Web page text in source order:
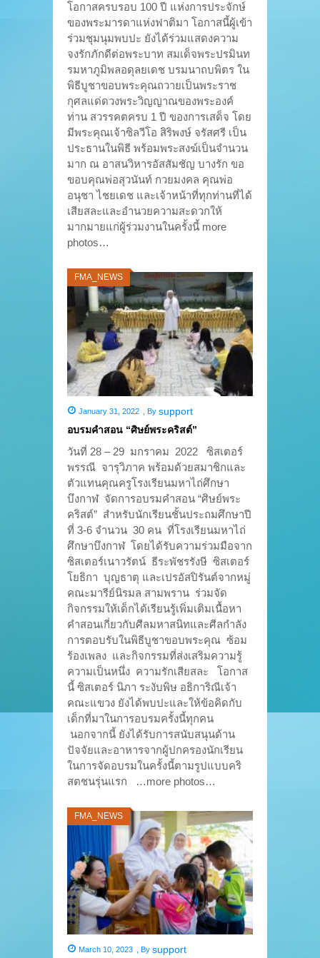
โอกาสครบรอบ 100 ปี แห่งการประจักษ์
ของพระมารดาแห่งฟาติมา โอกาสนี้ผู้เข้า
ร่วมชุมนุมพบปะ ยังได้ร่วมแสดงความ
จงรักภักดีต่อพระบาท สมเด็จพระปรมินท
รมหาภูมิพลอดุลยเดช บรมนาถบพิตร ใน
พิธีบูชาขอบพระคุณถวายเป็นพระราช
กุศลแด่ดวงพระวิญญาณของพระองค์
ท่าน สวรรคตครบ 1 ปี ของการเสด็จ โดย
มีพระคุณเจ้าซิลวีโอ สิริพงษ์ จรัสศรี เป็น
ประธานในพิธี พร้อมพระสงฆ์เป็นจำนวน
มาก ณ อาสนวิหารอัสสัมชัญ บางรัก ขอ
ขอบคุณพ่อสุวนันท์ กวยมงคล คุณพ่อ
อนุชา ไชยเดช และเจ้าหน้าที่ทุกท่านที่ได้
เสียสละและอำนวยความสะดวกให้
มากมายแก่ผู้ร่วมงานในครั้งนี้ more
photos…
FMA_NEWS
January 31, 2022 By support
อบรมคำสอน “ศิษย์พระคริสต์”
วันที่ 28 – 29 มกราคม 2022 ซิสเตอร์
พรรณี จารุวิภาค พร้อมด้วยสมาชิกและ
ตัวแทนคุณครูโรงเรียนมหาไถ่ศึกษา
บึงกาฬ จัดการอบรมคำสอน “ศิษย์พระ
คริสต์” สำหรับนักเรียนชั้นประถมศึกษาปี
ที่ 3-6 จำนวน 30 คน ที่โรงเรียนมหาไถ่
ศึกษาบึงกาฬ โดยได้รับความร่วมมือจาก
ซิสเตอร์เนาวรัตน์ ธีระพัชรรังษี ซิสเตอร์
โยธิกา บุญธาตุ และเปรอัสปิรันต์จากหมู่
คณะมารีย์นิรมล สามพราน ร่วมจัด
กิจกรรมให้เด็กได้เรียนรู้เพิ่มเติมเนื้อหา
คำสอนเกี่ยวกับศีลมหาสนิทและศีลกำลัง
การตอบรับในพิธีบูชาขอบพระคุณ ซ้อม
ร้องเพลง และกิจกรรมที่ส่งเสริมความรู้
ความเป็นหนึ่ง ความรักเสียสละ โอกาส
นี้ ซิสเตอร์ นิภา ระงับพิษ อธิการิณีเจ้า
คณะแขวง ยังได้พบปะและให้ข้อคิดกับ
เด็กที่มาในการอบรมครั้งนี้ทุกคน
นอกจากนี้ ยังได้รับการสนับสนุนด้าน
ปัจจัยและอาหารจากผู้ปกครองนักเรียน
ในการจัดอบรมในครั้งนี้ตามรูปแบบคริ
สตชนรุ่นแรก …more photos…
FMA_NEWS
March 10, 2023 By support